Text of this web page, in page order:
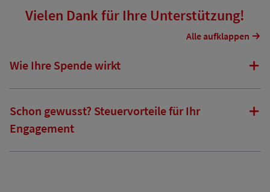
Vielen Dank für Ihre Unterstützung!
Alle aufklappen
Wie Ihre Spende wirkt
Schon gewusst? Steuervorteile für Ihr
Engagement